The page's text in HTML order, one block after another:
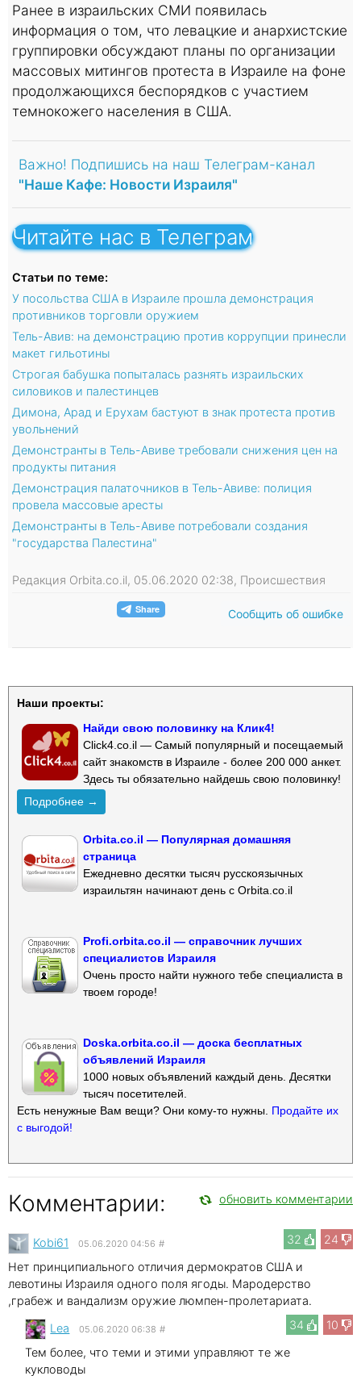
Ранее в израильских СМИ появилась
информация о том, что левацкие и анархистские
группировки обсуждают планы по организации
массовых митингов протеста в Израиле на фоне
продолжающихся беспорядков с участием
темнокожего населения в США.
Важно! Подпишись на наш Телеграм-канал
"Наше Кафе: Новости Израиля"
Читайте нас в Телеграм
Статьи по теме:
У посольства США в Израиле прошла демонстрация
противников торговли оружием
Тель-Авив: на демонстрацию против коррупции принесли
макет гильотины
Строгая бабушка попыталась разнять израильских
силовиков и палестинцев
Димона, Арад и Ерухам бастуют в знак протеста против
увольнений
Демонстранты в Тель-Авиве требовали снижения цен на
продукты питания
Демонстрация палаточников в Тель-Авиве: полиция
провела массовые аресты
Демонстранты в Тель-Авиве потребовали создания
"государства Палестина"
Редакция Orbita.co.il, 05.06.2020 02:38, Происшествия
Сообщить об ошибке
Наши проекты:
Найди свою половинку на Клик4!
Click4.co.il — Самый популярный и посещаемый
сайт знакомств в Израиле - более 200 000 анкет.
Здесь ты обязательно найдешь свою половинку!
Подробнее →
Orbita.co.il — Популярная домашняя
страница
Ежедневно десятки тысяч русскоязычных
израильтян начинают день с Orbita.co.il
Profi.orbita.co.il — справочник лучших
специалистов Израиля
Очень просто найти нужного тебе специалиста в
твоем городе!
Doska.orbita.co.il — доска бесплатных
объявлений Израиля
1000 новых объявлений каждый день. Десятки
тысяч посетителей.
Есть ненужные Вам вещи? Они кому-то нужны. Продайте их
с выгодой!
Комментарии: обновить комментарии
32 24
Kobi61 05.06.2020 04:56 #
Нет принципиального отличия дермократов США и
левотины Израиля одного поля ягоды. Мародерство
,грабеж и вандализм оружие люмпен-пролетариата.
34
10
Lea 05.06.2020 06:38 #
Тем более, что теми и этими управляют те же
кукловоды